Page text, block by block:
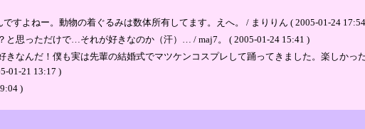
すよねー。動物の着ぐるみは数体所有してます。えへ。 / まりりん ( 2005-01-24
思っただけで…それが好きなのか（汗）… / maj7。 ( 2005-01-24 15:41 )
きなんだ！僕も実は先輩の結婚式でマツケンコスプレして踊ってきました。楽しかっ
01-21 13:17 )
)